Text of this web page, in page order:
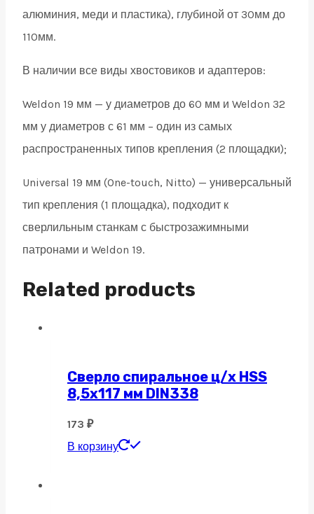
алюминия, меди и пластика), глубиной от 30мм до
110мм.
В наличии все виды хвостовиков и адаптеров:
Weldon 19 мм — у диаметров до 60 мм и Weldon 32
мм у диаметров с 61 мм – один из самых
распространенных типов крепления (2 площадки);
Universal 19 мм (One-touch, Nitto) — универсальный
тип крепления (1 площадка), подходит к
сверлильным станкам с быстрозажимными
патронами и Weldon 19.
Related products
Сверло спиральное ц/х HSS
8,5х117 мм DIN338
173 ₽
В корзину